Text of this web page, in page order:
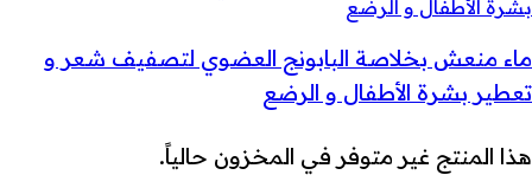
ماء منعش بخلاصة البابونج العضوي لتصفيف شعر و
تعطير بشرة الأطفال و الرضع
هذا المنتج غير متوفر في المخزون حالياً.